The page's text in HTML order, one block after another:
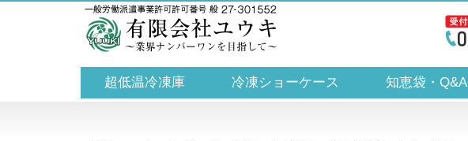
超低温冷凍庫 冷凍ショーケース 知恵袋・Q&A